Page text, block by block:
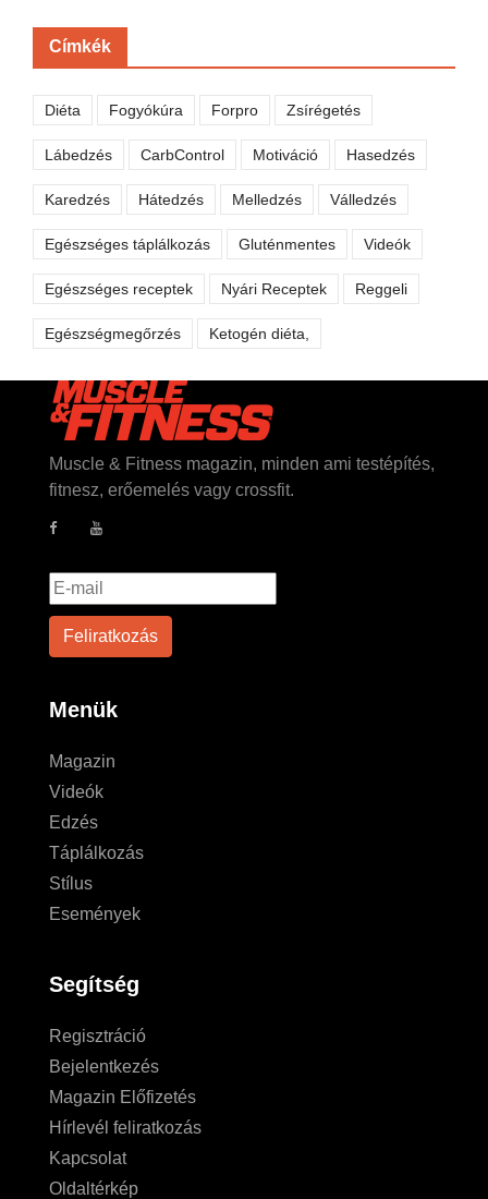
Címkék
Diéta Fogyókúra Forpro Zsírégetés
Lábedzés CarbControl Motiváció Hasedzés
Karedzés Hátedzés Melledzés Válledzés
Egészséges táplálkozás Gluténmentes Videók
Egészséges receptek Nyári Receptek Reggeli
Egészségmegőrzés Ketogén diéta,
Muscle & Fitness magazin, minden ami testépítés,
fitnesz, erőemelés vagy crossfit.
Menük
Magazin
Videók
Edzés
Táplálkozás
Stílus
Események
Segítség
Regisztráció
Bejelentkezés
Magazin Előfizetés
Hírlevél feliratkozás
Kapcsolat
Oldaltérkép